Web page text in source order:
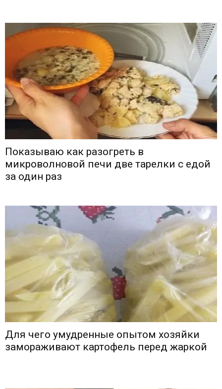
Показываю как разогреть в
микроволновой печи две тарелки с едой
за один раз
Для чего умудренные опытом хозяйки
замораживают картофель перед жаркой